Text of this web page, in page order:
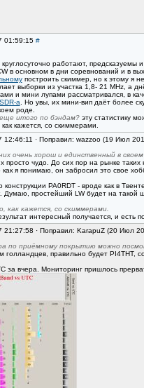
01:59:15 #
работают,
в основном в дни соревнований и в
построить скиммер, но к этому я
выборки из участка 1,8- 21 MHz, а
и мини лупами рассматривался, в
a . Но увы, их мини-вип даёт более
роде.
итого по бэндам?эту статистику
кажется, со скиммерами.
· Поправил: wazzoo (19 Июл
очень хорош и единственный в своем
просто чудо. До сих пор на рынке
как я понимаю, он забросил это свое
конструкции PA0RDT - вроде как в
Думаю, простейший LW будет на такой
как кажется, со скиммерами.
интересный получается, и есть
21:27:58 · Поправил: KarapuZ (20 Июл
по приёмному покрытию можно
голландцев, правильно будет PI4THT,
за вчера. Мониторинг пришлось